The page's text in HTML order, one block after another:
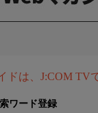
ドは、J:COM TV
ワード登録